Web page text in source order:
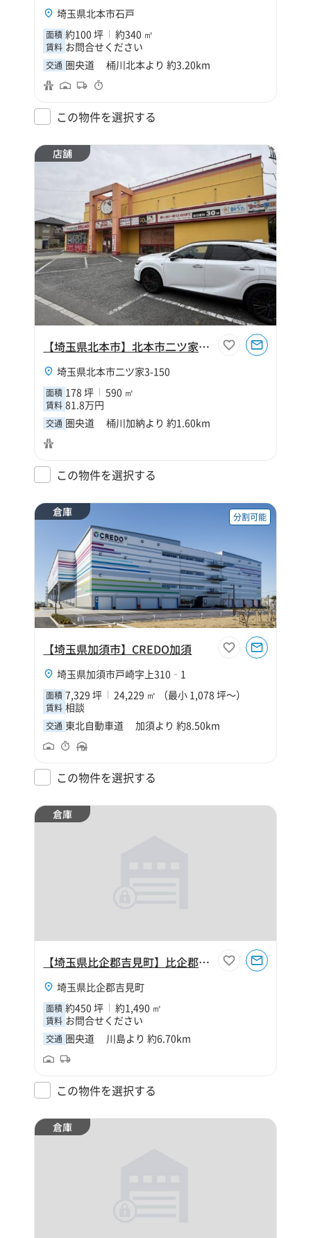
埼玉県北本市石戸
面積 約100 坪 約340 ㎡
賃料 お問合せください
交通 圏央道 桶川北本より 約3.20km
この物件を選択する
店舗
【埼玉県北本市】北本市二ツ家3丁目178坪店舗
埼玉県北本市二ツ家3-150
面積 178 坪 590 ㎡
賃料 81.8万円
交通 圏央道 桶川加納より 約1.60km
この物件を選択する
倉庫 分割可能
【埼玉県加須市】CREDO加須
埼玉県加須市戸崎字上310‐1
面積 7,329 坪 24,229 ㎡ （最小 1,078 坪～）
賃料 相談
交通 東北自動車道 加須より 約8.50km
この物件を選択する
倉庫
【埼玉県比企郡吉見町】比企郡吉見町大字久保田450坪倉庫
埼玉県比企郡吉見町
面積 約450 坪 約1,490 ㎡
賃料 お問合せください
交通 圏央道 川島より 約6.70km
この物件を選択する
倉庫